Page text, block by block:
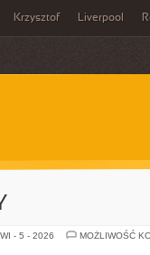
Krzysztof Liverpool
- 5 - 2026
MOŻLIWOŚĆ